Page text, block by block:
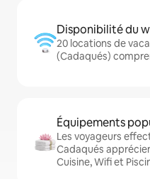
Disponibilité du
20 locations de
(Cadaqués)
Équipements
Les voyageurs
Cadaqués
Cuisine, Wifi et